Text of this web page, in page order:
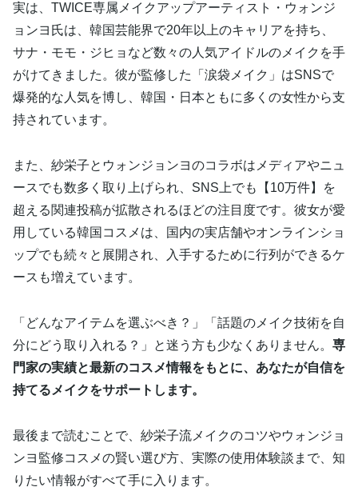
実は、TWICE専属メイクアップアーティスト・ウォンジ
ョンヨ氏は、韓国芸能界で20年以上のキャリアを持ち、
サナ・モモ・ジヒョなど数々の人気アイドルのメイクを手
がけてきました。彼が監修した「涙袋メイク」はSNSで
爆発的な人気を博し、韓国・日本ともに多くの女性から支
持されています。
また、紗栄子とウォンジョンヨのコラボはメディアやニュ
ースでも数多く取り上げられ、SNS上でも【10万件】を
超える関連投稿が拡散されるほどの注目度です。彼女が愛
用している韓国コスメは、国内の実店舗やオンラインショ
ップでも続々と展開され、入手するために行列ができるケ
ースも増えています。
「どんなアイテムを選ぶべき？」「話題のメイク技術を自
分にどう取り入れる？」と迷う方も少なくありません。 専
門家の実績と最新のコスメ情報をもとに、あなたが自信を
持てるメイクをサポートします。
最後まで読むことで、紗栄子流メイクのコツやウォンジョ
ンヨ監修コスメの賢い選び方、実際の使用体験談まで、知
りたい情報がすべて手に入ります。